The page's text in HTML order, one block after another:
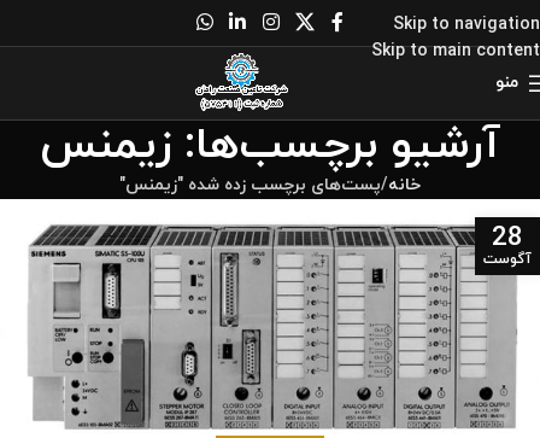
Skip to navigation
Skip to main content
منو
آرشیو برچسب‌ها: زیمنس
خانه پست‌های برچسب زده شده "زیمنس"
28
آگوست